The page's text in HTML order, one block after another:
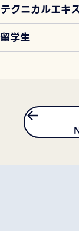
テクニカルエキ
留学生